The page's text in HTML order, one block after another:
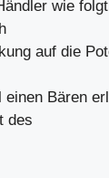
wie
auf die
Bären
des